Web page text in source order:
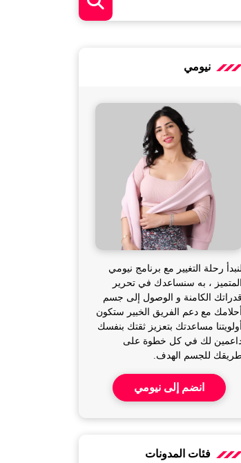
نيومي
لنبدأ رحلة التغيير مع برنامج نيومي
المتميز ، به سنساعدك في تحرير
قدراتك الكامنة و الوصول إلى جسم
أحلامك مع دعم الفريق الخبير ستكون
أولويتنا مساعدتك بتعزيز ثقتك بنفسك
لك في كل خطوة على
للجسم الهدف.
انضم إلى نيومي
فئات المدونات